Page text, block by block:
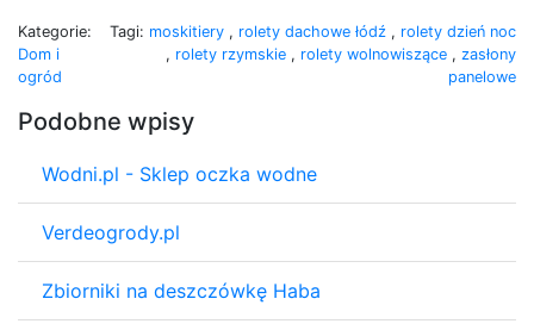
Kategorie:
Dom i
ogród
Tagi: moskitiery , rolety dachowe łódź , rolety dzień noc
, rolety rzymskie , rolety wolnowiszące , zasłony
panelowe
Podobne wpisy
Wodni.pl - Sklep oczka wodne
Verdeogrody.pl
Zbiorniki na deszczówkę Haba